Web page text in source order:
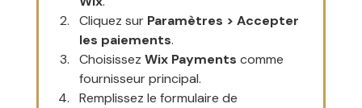
Cliquez sur Paramètres > Accepter
les paiements.
Choisissez Wix Payments comme
fournisseur principal.
Remplissez le formulaire de